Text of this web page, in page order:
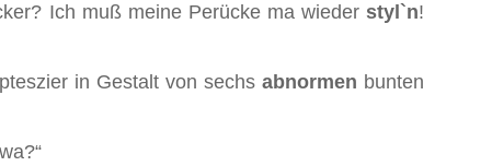
Ich muß meine Perücke ma wieder styl`n!
in Gestalt von sechsabnormen bunten